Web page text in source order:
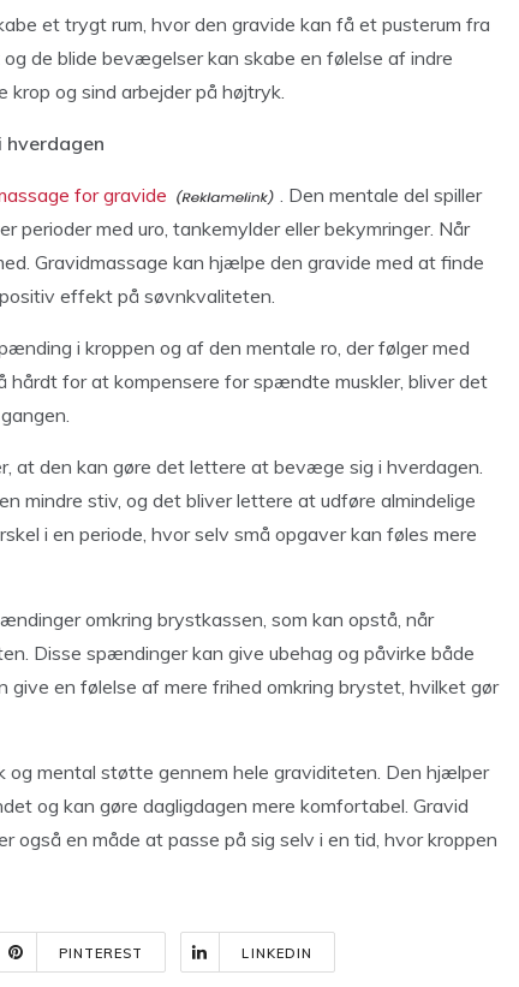
et trygt rum, hvor den gravide kan få et pusterum fra
de blide bevægelser kan skabe en følelse af indre
og sind arbejder på højtryk.
hverdagen
for gravide
. Den mentale del spiller
perioder med uro, tankemylder eller bekymringer. Når
Gravidmassage kan hjælpe den gravide med at finde
effekt på søvnkvaliteten.
i kroppen og af den mentale ro, der følger med
hårdt for at kompensere for spændte muskler, bliver det
at den kan gøre det lettere at bevæge sig i hverdagen.
mindre stiv, og det bliver lettere at udføre almindelige
i en periode, hvor selv små opgaver kan føles mere
omkring brystkassen, som kan opstå, når
Disse spændinger kan give ubehag og påvirke både
give en følelse af mere frihed omkring brystet, hvilket gør
og mental støtte gennem hele graviditeten. Den hjælper
og kan gøre dagligdagen mere komfortabel. Gravid
også en måde at passe på sig selv i en tid, hvor kroppen
PINTEREST LINKEDIN